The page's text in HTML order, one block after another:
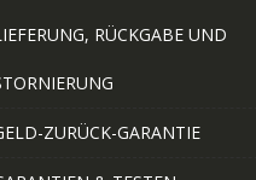
RÜCKGABE UND
ZURÜCK-GARANTIE